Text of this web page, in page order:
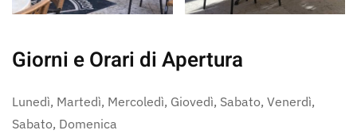
Giorni e Orari di Apertura
Lunedì, Martedì, Mercoledì, Giovedì, Sabato, Venerdì,
Sabato, Domenica